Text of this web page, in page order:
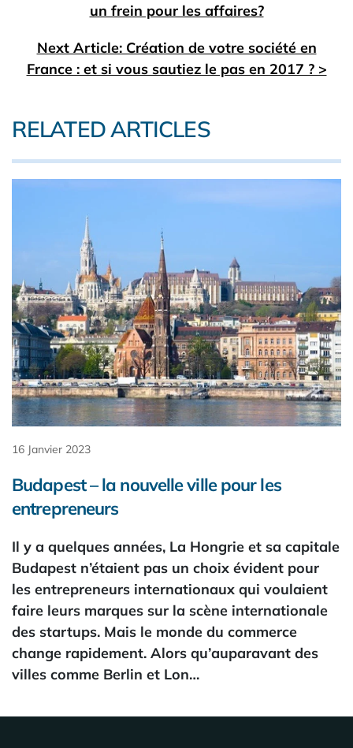
un frein pour les affaires?
Next Article: Création de votre société en
France : et si vous sautiez le pas en 2017 ? >
RELATED ARTICLES
16 Janvier 2023
Budapest – la nouvelle ville pour les
entrepreneurs
Il y a quelques années, La Hongrie et sa capitale
Budapest n’étaient pas un choix évident pour
les entrepreneurs internationaux qui voulaient
faire leurs marques sur la scène internationale
des startups. Mais le monde du commerce
change rapidement. Alors qu’auparavant des
villes comme Berlin et Lon…